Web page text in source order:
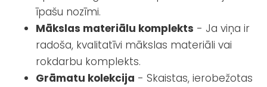
īpašu nozīmi.
Mākslas materiālu komplekts - Ja viņa ir
radoša, kvalitatīvi mākslas materiāli vai
rokdarbu komplekts.
Grāmatu kolekcija - Skaistas, ierobežotas